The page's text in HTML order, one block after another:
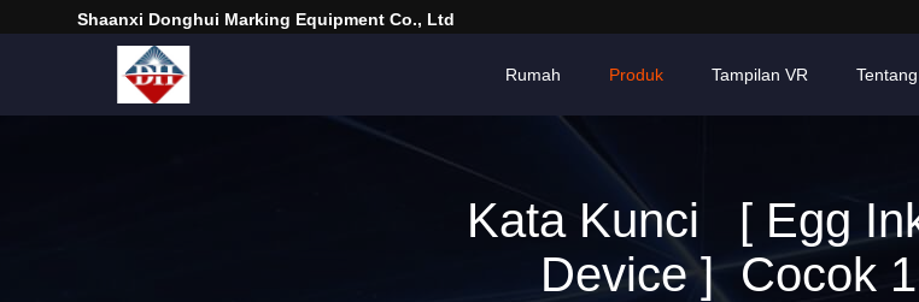
Shaanxi Donghui Marking Equipment Co., Ltd
Rumah Produk Tampilan VR
Kata Kunci [ Egg
Device ] Cocok